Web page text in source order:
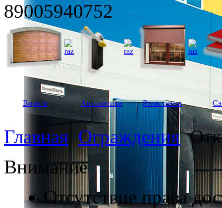
89005940752
Ворота Автоматика Рольставни
Главная Ограждения
Внимание
Отсутствие права